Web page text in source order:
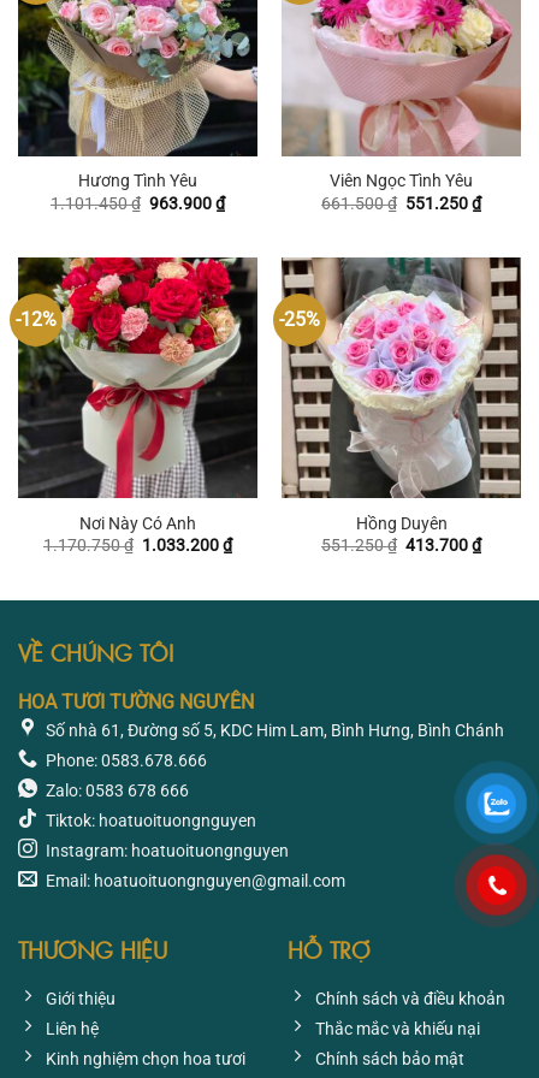
Hương Tình Yêu
1.101.450₫ Giá
963.900₫Giá
hiện
963.900 ₫.
Viên Ngọc Tình Yêu
661.500₫ Giá
551.250₫Giá
hiện
-12%
Nơi Này Có Anh
1.170.750₫ Giá
1.033.200₫Giá
hiện
1.033.200 ₫.
-25%
Hồng Duyên
551.250₫ Giá
413.700₫Giá
hiện
VỀ CHÚNG TÔI
HOA TƯƠI TƯỜNG NGUYÊN
Số nhà 61, Đường số 5, KDC Him Lam, Bình Hưng, Bình Chánh
Phone: 0583.678.666
Zalo: 0583 678 666
Tiktok: hoatuoituongnguyen
Instagram: hoatuoituongnguyen
Email: hoatuoituongnguyen@gmail.com
THƯƠNG HIỆU
Giới thiệu
Liên hệ
Kinh nghiệm chọn hoa tươi
HỖ TRỢ
Chính sách và điều khoản
Thắc mắc và khiếu nại
Chính sách bảo mật